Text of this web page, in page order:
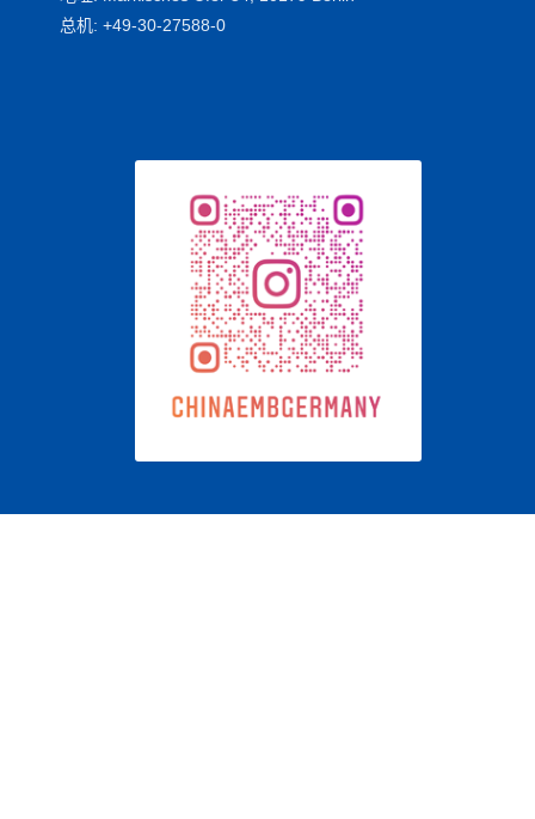
总机: +49-30-27588-0